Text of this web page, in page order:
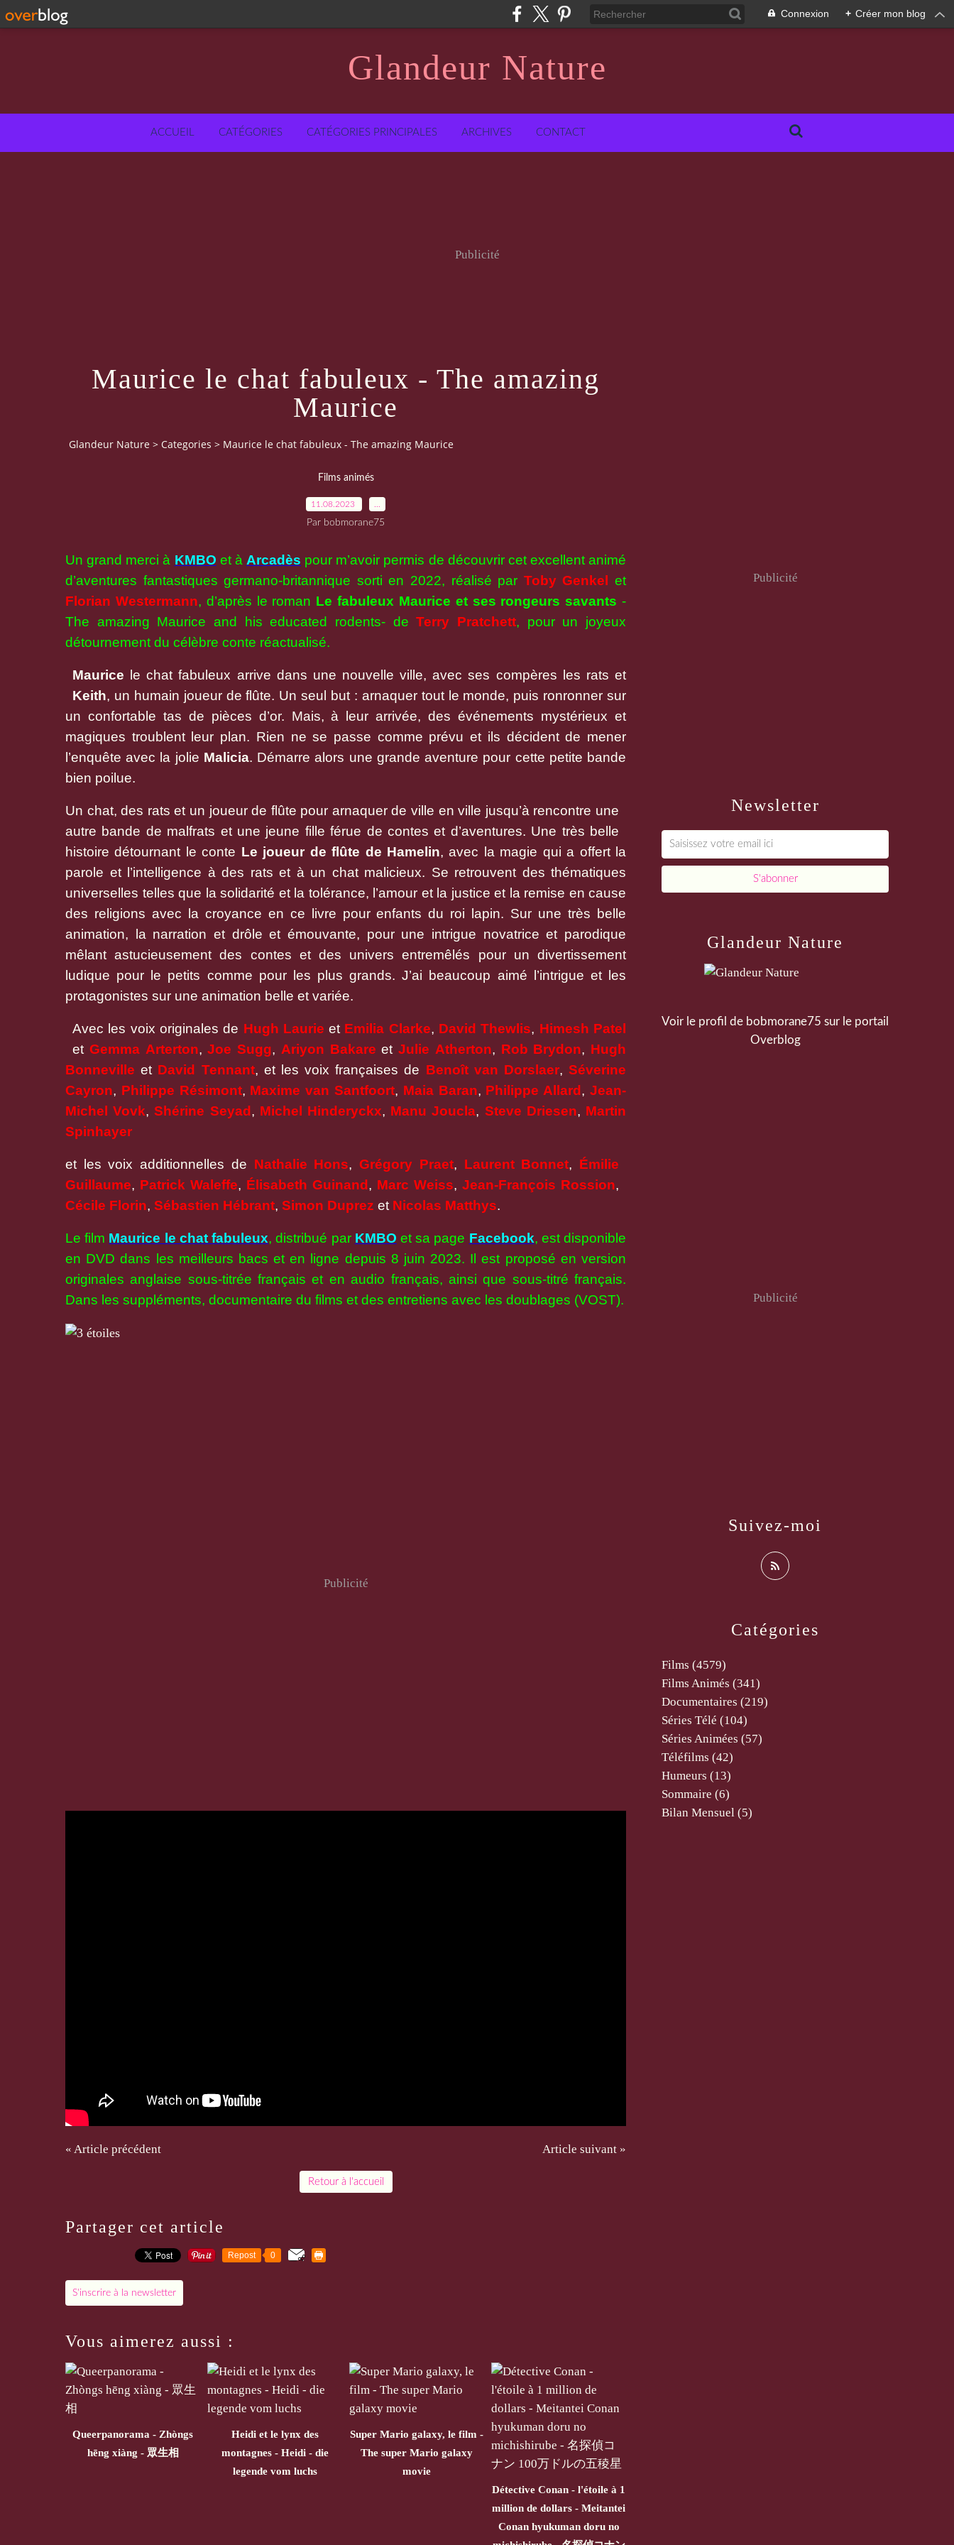
Connexion + Créer mon blog
Glandeur Nature
ACCUEIL CATÉGORIES CATÉGORIES PRINCIPALES ARCHIVES CONTACT
Publicité
Maurice le chat fabuleux - The amazing
Maurice
Glandeur Nature > Categories > Maurice le chat fabuleux - The amazing Maurice
Films animés
11.08.2023
Par bobmorane75
Un grand merci à KMBO et à Arcadès pour m’avoir permis de découvrir cet excellent animé
d’aventures fantastiques germano-britannique sorti en 2022, réalisé par Toby Genkel et
Florian Westermann, d’après le roman Le fabuleux Maurice et ses rongeurs savants -
The amazing Maurice and his educated rodents- deTerry Pratchett, pour un joyeux
détournement du célèbre conte réactualisé.
Maurice le chat fabuleux arrive dans une nouvelle ville, avec ses compères les rats et
Keith, un humain joueur de flûte. Un seul but : arnaquer tout le monde, puis ronronner sur
un confortable tas de pièces d’or. Mais, à leur arrivée, des événements mystérieux et
magiques troublent leur plan. Rien ne se passe comme prévu et ils décident de mener
l’enquête avec la jolie Malicia. Démarre alors une grande aventure pour cette petite bande
bien poilue.
Un chat, des rats et un joueur de flûte pour arnaquer de ville en ville jusqu’à rencontre une
autre bande de malfrats et une jeune fille férue de contes et d’aventures. Une très belle
histoire détournant le conte Le joueur de flûte de Hamelin, avec la magie qui a offert la
parole et l’intelligence à des rats et à un chat malicieux. Se retrouvent des thématiques
universelles telles que la solidarité et la tolérance, l’amour et la justice et la remise en cause
des religions avec la croyance en ce livre pour enfants du roi lapin. Sur une très belle
animation, la narration et drôle et émouvante, pour une intrigue novatrice et parodique
mêlant astucieusement des contes et des univers entremêlés pour un divertissement
ludique pour le petits comme pour les plus grands. J’ai beaucoup aimé l’intrigue et les
protagonistes sur une animation belle et variée.
Avec les voix originales de Hugh Laurie et Emilia Clarke, David Thewlis, Himesh Patel
et Gemma Arterton,Joe Sugg, Ariyon Bakare et Julie Atherton, Rob Brydon, Hugh
Bonneville et David Tennant, et les voix françaises de Benoît van Dorslaer,Séverine
Cayron, Philippe Résimont, Maxime van Santfoort, Maia Baran, Philippe Allard,Jean-
Michel Vovk,Shérine Seyad, Michel Hinderyckx, Manu Joucla, Steve Driesen, Martin
Spinhayer
et les voix additionnelles de Nathalie Hons,Grégory Praet, Laurent Bonnet, Émilie
Guillaume, Patrick Waleffe, Élisabeth Guinand, Marc Weiss, Jean-François Rossion,
Cécile Florin, Sébastien Hébrant, Simon Duprez et Nicolas Matthys.
Le film Maurice le chat fabuleux, distribué par KMBO et sa page Facebook, est disponible
en DVD dans les meilleurs bacs et en ligne depuis 8 juin 2023. Il est proposé en version
originales anglaise sous-titrée français et en audio français, ainsi que sous-titré français.
Dans les suppléments, documentaire du films et des entretiens avec les doublages (VOST).
Publicité
« Article précédent Article suivant »
Retour à l'accueil
Partager cet article
Repost 0
S'inscrire à la newsletter
Vous aimerez aussi :
Queerpanorama - Zhòngs
hēng xiàng - 眾生相
Heidi et le lynx des
montagnes - Heidi - die
legende vom luchs
Super Mario galaxy, le film -
The super Mario galaxy
movie
Détective Conan - l'étoile à 1
million de dollars - Meitantei
Conan hyukuman doru no
Newsletter
Publicité
Catégories
Films (4579)
Films Animés (341)
Documentaires (219)
Séries Télé (104)
Séries Animées (57)
Téléfilms (42)
Humeurs (13)
Sommaire (6)
Bilan Mensuel (5)
Glandeur Nature
Voir le profil de bobmorane75 sur le portail
Overblog
Suivez-moi
Publicité